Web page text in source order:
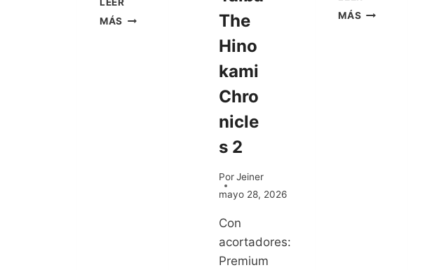
MÁS
The
Hino
kami
Chro
nicle
s 2
Por Jeiner
mayo 28, 2026
Con
acortadores:
Premium
MÁS